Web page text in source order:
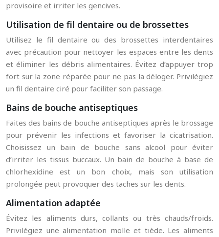
provisoire et irriter les gencives.
Utilisation de fil dentaire ou de brossettes
Utilisez le fil dentaire ou des brossettes interdentaires
avec précaution pour nettoyer les espaces entre les dents
et éliminer les débris alimentaires. Évitez d’appuyer trop
fort sur la zone réparée pour ne pas la déloger. Privilégiez
un fil dentaire ciré pour faciliter son passage.
Bains de bouche antiseptiques
Faites des bains de bouche antiseptiques après le brossage
pour prévenir les infections et favoriser la cicatrisation.
Choisissez un bain de bouche sans alcool pour éviter
d’irriter les tissus buccaux. Un bain de bouche à base de
chlorhexidine est un bon choix, mais son utilisation
prolongée peut provoquer des taches sur les dents.
Alimentation adaptée
Évitez les aliments durs, collants ou très chauds/froids.
Privilégiez une alimentation molle et tiède. Les aliments